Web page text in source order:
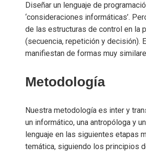
Diseñar un lenguaje de
‘consideraciones informáticas’.
de las estructuras de control en la
(secuencia, repetición y decisión).
manifiestan de formas muy
Metodología
Nuestra metodología es inter y
un informático, una antropóloga y
lenguaje en las siguientes etapas
temática, siguiendo los principios